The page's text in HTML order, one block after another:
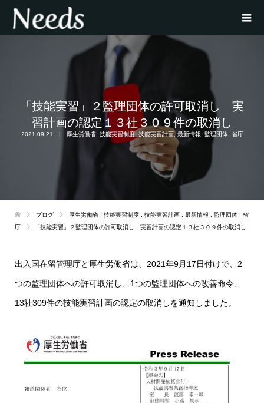
「技能実習」２監理団体の許可取消し 実
習計画の認定１３社３０９件の取消し
2021.09.21 厚生労働省, 技能実習制度, 技能実習計画, 最新情報 監理団体, 省庁
ブログ 厚生労働省 技能実習制度 技能実習計画 最新情報 監理団体
省
庁
「技能実習」２監理団体の許可取消し 実習計画の認定１３社３０９件の取消し
出入国在留管理庁と厚生労働省は、2021年9月17日付けで、2
つの監理団体への許可取消し、1つの監理団体への改善命令、
13社309件の技能実習計画の認定の取消しを通知しました。